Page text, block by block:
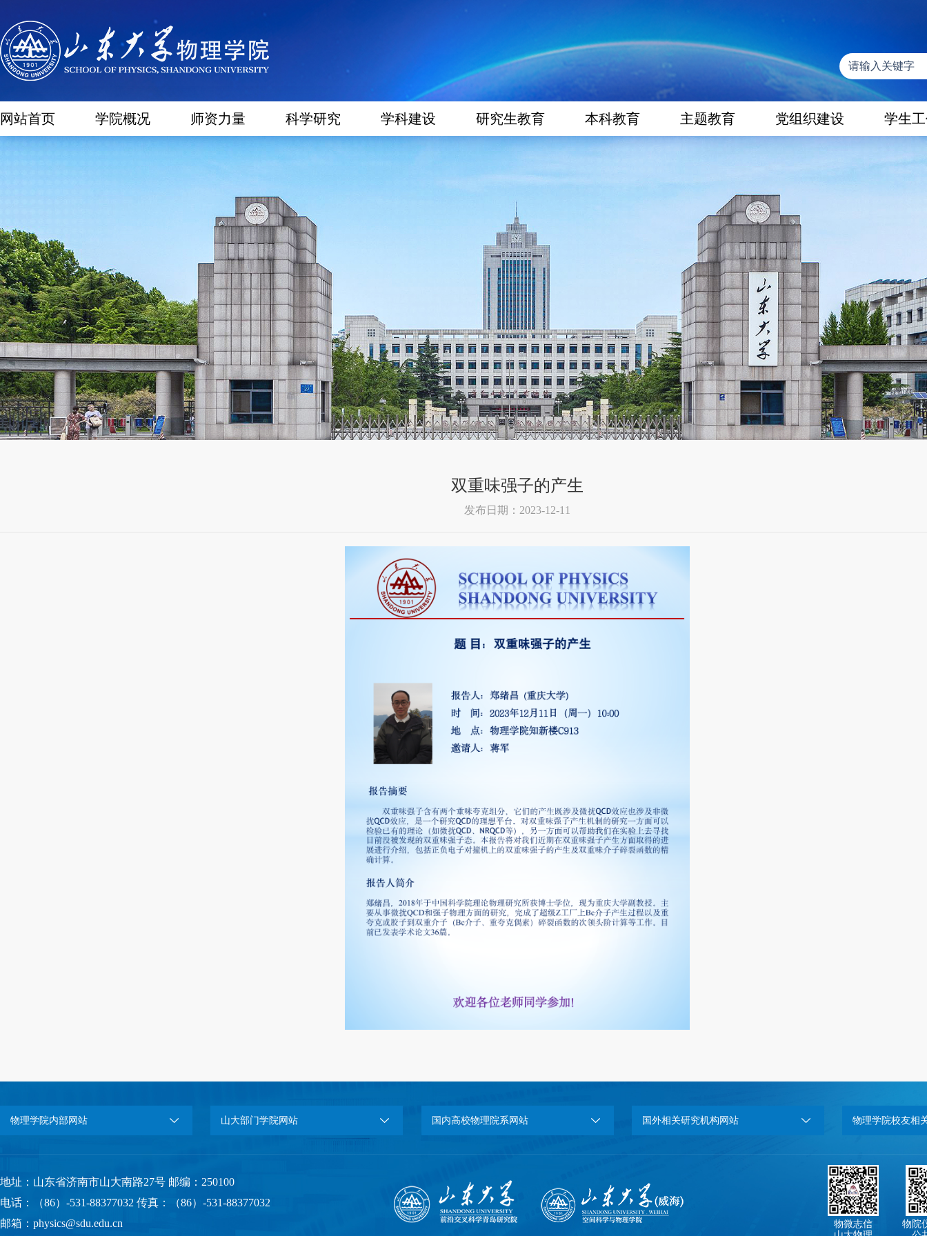
网站首页 学院概况 师资力量 科学研究 学科建设 研究生教育 本科教育 主题教育 党组织建设 学生
双重味强子的产生
发布日期：2023-12-11
物理学院内部网站 山大部门学院网站 国内高校物理院系网站 国外相关研究机构网站 物理学院校友相
地址：山东省济南市山大南路27号 邮编：250100
电话：（86）-531-88377032 传真：（86）-531-88377032
邮箱：physics@sdu.edu.cn
物微志信
物院